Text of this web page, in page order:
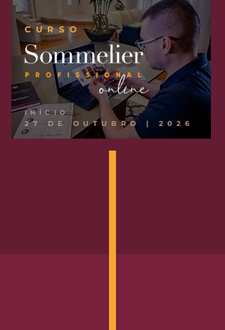
CURSO
INÍCIO
27 DE OUTUBRO | 2026